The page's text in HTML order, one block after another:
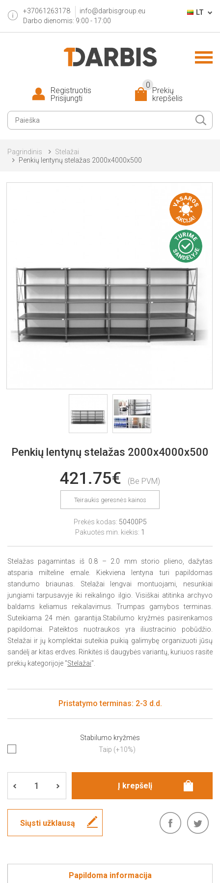
+37061263178
info@darbisgroup.eu
Darbo dienomis: 9:00 - 17:00
LT
Prekių
krepšelis
0
Registruotis
Prisijungti
Pagrindinis
Stelažai
Penkių lentynų stelažas 2000x4000x500
Penkių lentynų stelažas 2000x4000x500
421.75€ (Be PVM)
Teiraukis geresnės kainos
Prekės kodas: 50400P5
Pakuotės min. kiekis: 1
Stelažas pagamintas iš 0.8 – 2.0 mm storio plieno, dažytas
atsparia milteline emale. Kiekviena lentyna turi papildomas
standumo briaunas. Stelažai lengvai montuojami, nesunkiai
jungiami tarpusavyje iki reikalingo ilgio. Visiškai atitinka archyvo
baldams keliamus reikalavimus. Trumpas gamybos terminas.
Suteikiama 24 mėn. garantija.Stabilumo kryžmės pasirenkamos
papildomai. Pateiktos nuotraukos yra iliustracinio pobūdžio.
Stelažai ir jų komplektai suteikia puikią galimybę organizuoti jūsų
sandėlį ar kitas erdves. Rinkitės iš daugybės variantų, kuriuos rasite
prekių kategorijoje "Stelažai".
Pristatymo terminas: 2-3 d.d.
Stabilumo kryžmės
Taip (+10%)
Siųsti užklausą
Papildoma informacija